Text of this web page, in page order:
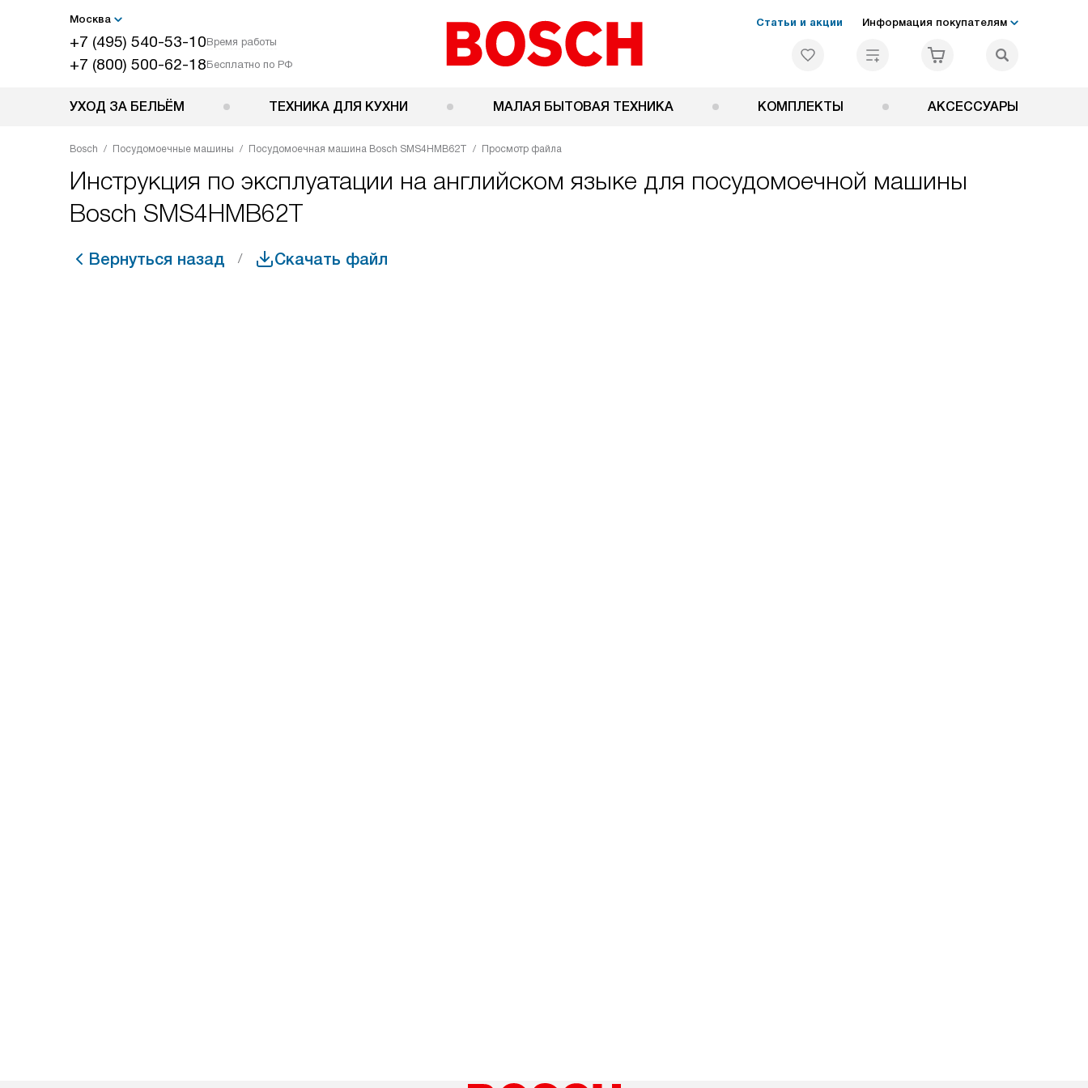
Москва
+7 (495) 540-53-10Время работы
+7 (800) 500-62-18Бесплатно по РФ
Статьи и акции Информация покупателям
УХОД ЗА БЕЛЬЁМ ТЕХНИКА ДЛЯ КУХНИ МАЛАЯ БЫТОВАЯ ТЕХНИКА КОМПЛЕКТЫ АКСЕССУАРЫ
Bosch Посудомоечные машины Посудомоечная машина Bosch SMS4HMB62T Просмотр файла
Инструкция по эксплуатации на английском языке для посудомоечной машины
Bosch SMS4HMB62T
Вернуться назад Скачать файл